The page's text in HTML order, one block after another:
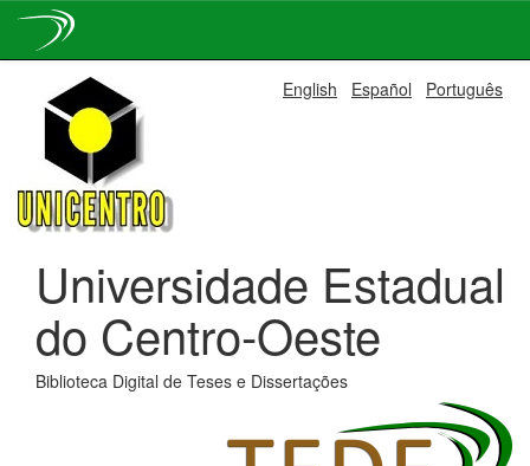
navigation
English Español Português
Universidade Estadual
do Centro-Oeste
Biblioteca Digital de Teses e Dissertações